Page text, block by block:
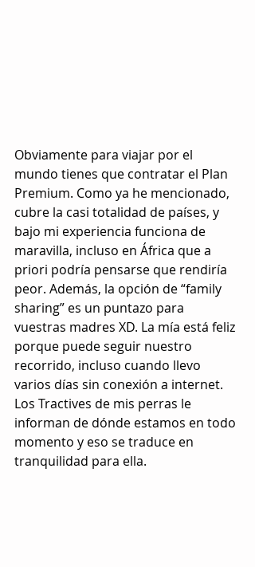
Obviamente para viajar por el
mundo tienes que contratar el Plan
Premium. Como ya he mencionado,
cubre la casi totalidad de países, y
bajo mi experiencia funciona de
maravilla, incluso en África que a
priori podría pensarse que rendiría
peor. Además, la opción de “family
sharing” es un puntazo para
vuestras madres XD. La mía está feliz
porque puede seguir nuestro
recorrido, incluso cuando llevo
varios días sin conexión a internet.
Los Tractives de mis perras le
informan de dónde estamos en todo
momento y eso se traduce en
tranquilidad para ella.